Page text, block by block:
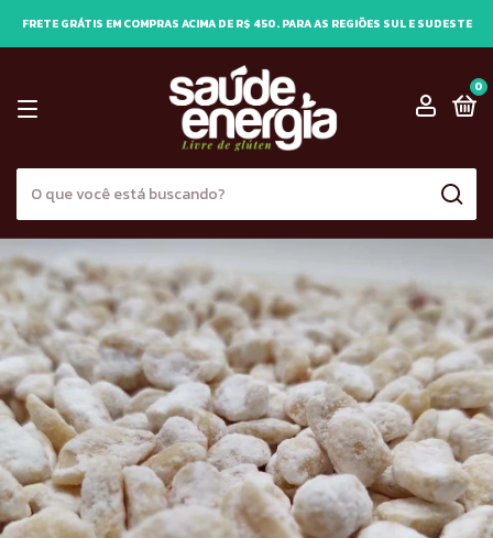
FRETE GRÁTIS EM COMPRAS ACIMA DE R$ 450. PARA AS REGIÕES SUL E SUDESTE
0